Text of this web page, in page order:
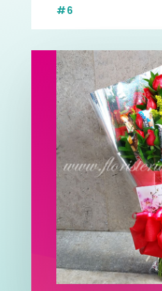
#6